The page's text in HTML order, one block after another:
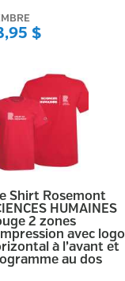
$
Shirt Rosemont
HUMAINES
2 zones
avec logo
à l’avant et
au dos